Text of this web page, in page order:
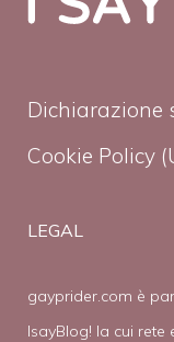
Dichiarazione
Cookie Policy
LEGAL
gayprider.com è
IsayBlog! la cui